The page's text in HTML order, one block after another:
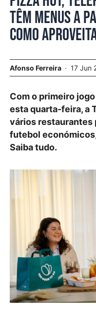
têm menus a
como
Afonso Ferreira 17 Jun
Com o primeiro
esta quarta-feira, a
vários restaurantes
futebol
Saiba tudo.